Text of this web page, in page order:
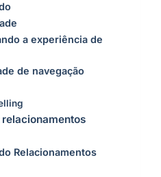
a experiência de
de navegação
Relacionamentos